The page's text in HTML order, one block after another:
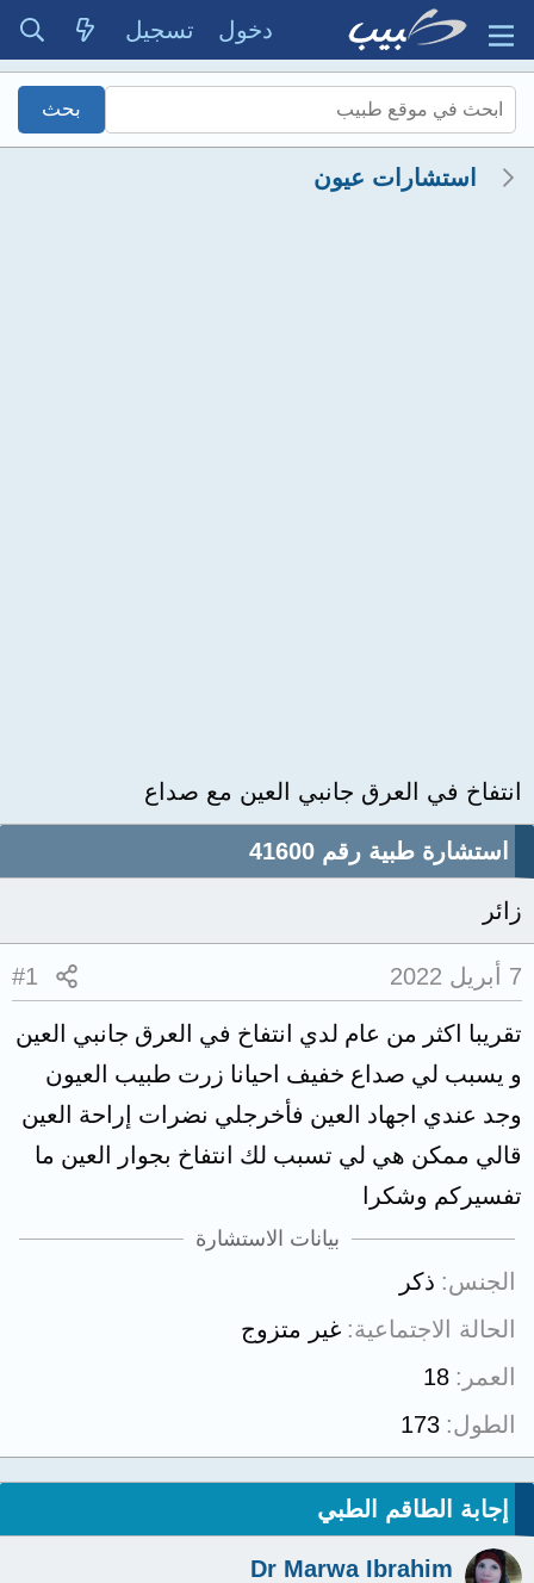
دخول تسجيل
استشارات عيون
انتفاخ في العرق جانبي العين مع صداع
استشارة طبية رقم 41600
زائر
7 أبريل 2022 #1
تقريبا اكثر من عام لدي انتفاخ في العرق جانبي العين
و يسبب لي صداع خفيف احيانا زرت طبيب العيون
وجد عندي اجهاد العين فأخرجلي نضرات إراحة العين
قالي ممكن هي لي تسبب لك انتفاخ بجوار العين ما
تفسيركم وشكرا
بيانات الاستشارة
الجنس ذكر
الحالة الاجتماعية غير متزوج
العمر
18
الطول 173
إجابة الطاقم الطبي
Dr Marwa Ibrahim